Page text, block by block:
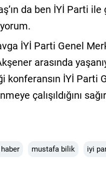
da ben İYİ Parti ile
İYİ Parti Genel
arasında
konferansın İYİ Parti
çalışıldığını
mustafa bilik iyi